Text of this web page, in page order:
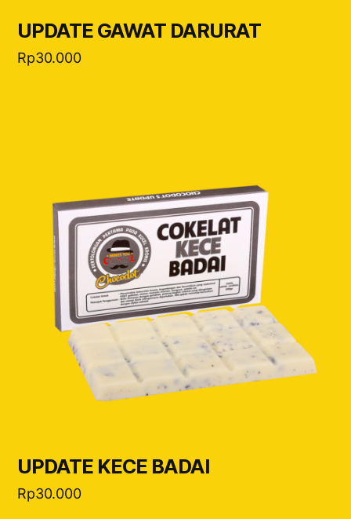
UPDATE GAWAT DARURAT
Rp30.000
UPDATE KECE BADAI
Rp30.000